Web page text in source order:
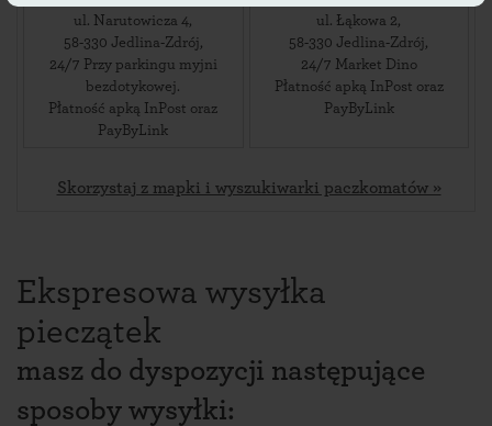
ul. Narutowicza 4,
58-330 Jedlina-Zdrój,
24/7 Przy parkingu myjni
bezdotykowej.
Płatność apką InPost oraz
PayByLink
ul. Łąkowa 2,
58-330 Jedlina-Zdrój,
24/7 Market Dino
Płatność apką InPost oraz
PayByLink
Skorzystaj z mapki i wyszukiwarki paczkomatów »
Ekspresowa wysyłka
pieczątek
masz do dyspozycji następujące
sposoby wysyłki: